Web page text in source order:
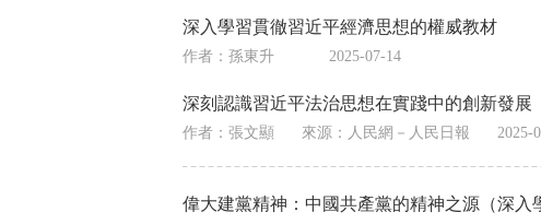
深入學習貫徹習近平經濟思想的權威教材
作者：孫東升 2025-07-14
深刻認識習近平法治思想在實踐中的創新發
作者：張文顯 來源： 人民網－人民日報 2025-
偉大建黨精神：中國共產黨的精神之源（深